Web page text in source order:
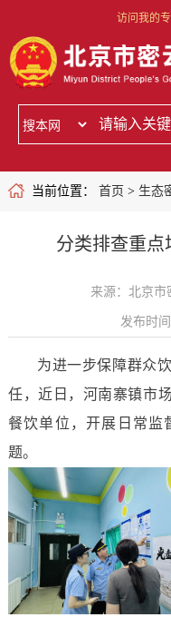
访问我的
当前位置： 首页 > 生态
分类排查重点
来源：北京市
发布时
为进一步保障群众
任，近日，河南寨镇市
餐饮单位，开展日常监
题。